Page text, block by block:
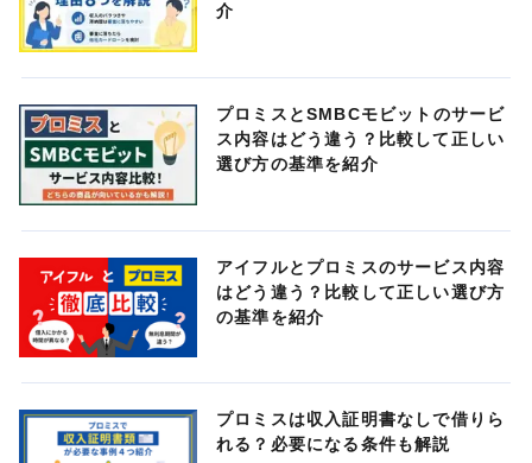
介
プロミスとSMBCモビットのサービ
ス内容はどう違う？比較して正しい
選び方の基準を紹介
アイフルとプロミスのサービス内容
はどう違う？比較して正しい選び方
の基準を紹介
プロミスは収入証明書なしで借りら
れる？必要になる条件も解説